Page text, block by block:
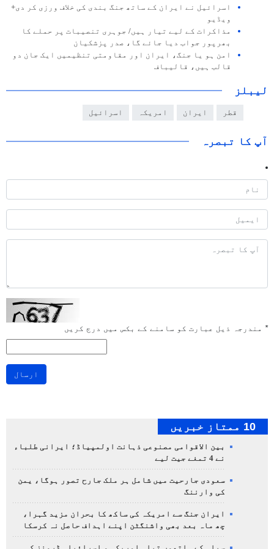
اسرائیل نے ایران کے ساتھ جنگ بندی کی خلاف ورزی کر دی+
ویڈیو
مذاکرات کے لیے تیار ہیں/ جوہری تنصیبات پر حملے کا
بھرپور جواب دیا جائے گا، صدر پزشکیان
امن ہو یا جنگ، ایران اور مقاومتی تنظیمیں ایک جان دو
قالب ہیں، قالیباف
لیبلز
قطر ایران امریکہ اسرائیل
آپ کا تبصرہ
* مندرجہ ذیل عبارت کو سامنے کے بکس میں درج کریں
ارسال
10 ممتاز خبریں
بین الاقوامی مصنوعی ذہانت اولمپیاڈ؛ ایرانی طلباء
نے 4 تمغے جیت لیے
سعودی جارحیت میں شامل ہر ملک جارح تصور ہوگا، یمن
کی وارننگ
ایران جنگ سے امریکہ کی ساکھ کا بحران مزید گہرا،
چھ ماہ بعد بھی واشنگٹن اپنے اہداف حاصل نہ کرسکا